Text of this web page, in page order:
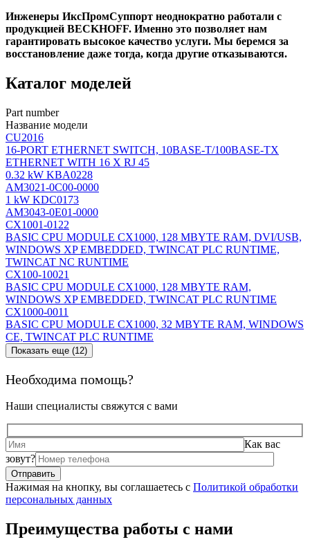
Инженеры ИксПромСуппорт неоднократно работали с
продукцией BECKHOFF. Именно это позволяет нам
гарантировать высокое качество услуги. Мы беремся за
восстановление даже тогда, когда другие отказываются.
Каталог моделей
Part number
Название модели
CU2016
16-PORT ETHERNET SWITCH, 10BASE-T/100BASE-TX
ETHERNET WITH 16 X RJ 45
0.32 kW KBA0228
AM3021-0С00-0000
1 kW KDC0173
AM3043-0E01-0000
CX1001-0122
BASIC CPU MODULE CX1000, 128 MBYTE RAM, DVI/USB,
WINDOWS XP EMBEDDED, TWINCAT PLC RUNTIME,
TWINCAT NC RUNTIME
CX100-10021
BASIC CPU MODULE CX1000, 128 MBYTE RAM,
WINDOWS XP EMBEDDED, TWINCAT PLC RUNTIME
CX1000-0011
BASIC CPU MODULE CX1000, 32 MBYTE RAM, WINDOWS
CE, TWINCAT PLC RUNTIME
Показать еще (12)
Необходима помощь?
Наши специалисты свяжутся с вами
Как вас
зовут?
Нажимая на кнопку, вы соглашаетесь с Политикой обработки
персональных данных
Преимущества работы с нами